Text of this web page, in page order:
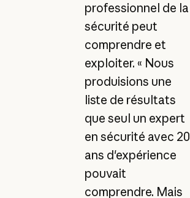
professionnel de la
sécurité peut
comprendre et
exploiter. « Nous
produisions une
liste de résultats
que seul un expert
en sécurité avec 20
ans d'expérience
pouvait
comprendre. Mais